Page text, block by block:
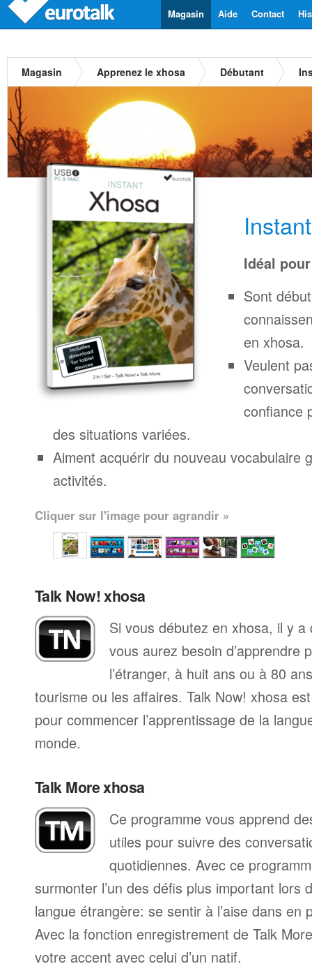
Contact
Aide
Magasin
Magasin Apprenez le xhosa Débutant
Idéal
Sont
en xhosa.
Veulent
confiance
des situations variées.
Aiment acquérir du nouveau vocabulaire
activités.
Cliquer sur l'image pour agrandir »
Talk Now! xhosa
Si vous débutez en xhosa, il y
vous aurez besoin d’apprendre
l’étranger, à huit ans ou à 80
tourisme ou les affaires. Talk Now! xhosa
pour commencer l’apprentissage de la
monde.
Talk More xhosa
Ce programme vous apprend
utiles pour suivre des
quotidiennes. Avec ce
surmonter l’un des défis plus important lors
langue étrangère: se sentir à l’aise dans en
Avec la fonction enregistrement de Talk
votre accent avec celui d’un natif.